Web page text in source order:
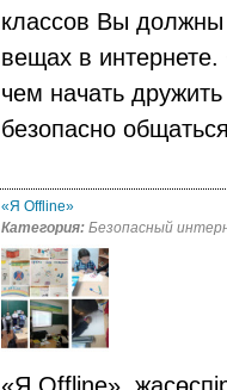
классов Вы должны
вещах в интернете.
чем начать
безопасно
«Я Offline»
Категория: Безопасный